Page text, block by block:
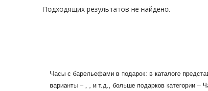
Подходящих результатов не найдено.
Часы с барельефами в подарок: в каталоге
варианты – , , и т.д., больше подарков категории